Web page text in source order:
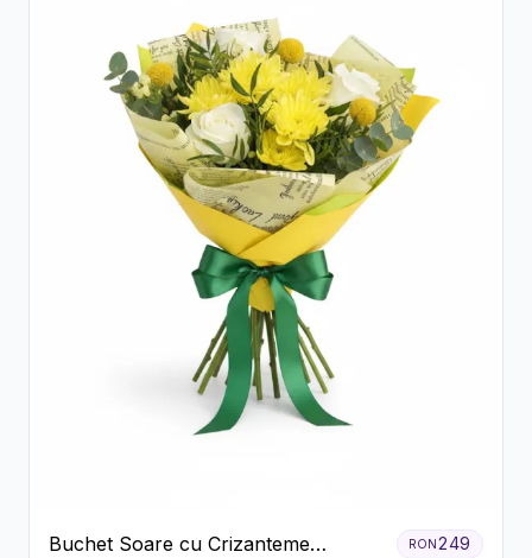
Buchet Soare cu Crizanteme
RON249